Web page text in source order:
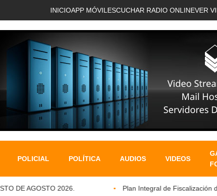
INICIOAPP MÓVIL ESCUCHAR RADIO ONLINEVER
POLICIAL POLÍTICA AUDIOS VIDEOS
DE AGOSTO 2026. Plan Integral de Fiscalización